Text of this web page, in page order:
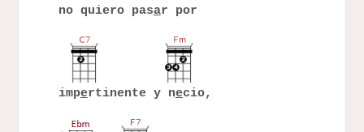
no quiero pasar por
impertinente y necio,